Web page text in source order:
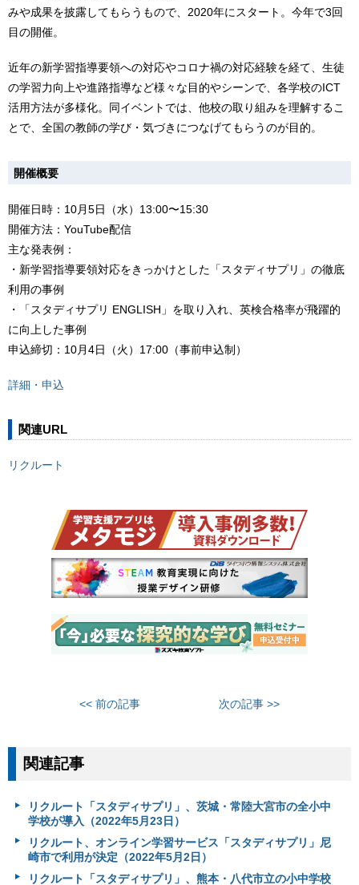
みや成果を披露してもらうもので、2020年にスタート。今年で3回
目の開催。
近年の新学習指導要領への対応やコロナ禍の対応経験を経て、生徒
の学習力向上や進路指導など様々な目的やシーンで、各学校のICT
活用方法が多様化。同イベントでは、他校の取り組みを理解するこ
とで、全国の教師の学び・気づきにつなげてもらうのが目的。
開催概要
開催日時：10月5日（水）13:00〜15:30
開催方法：YouTube配信
主な発表例：
・新学習指導要領対応をきっかけとした「スタディサプリ」の徹底
利用の事例
・「スタディサプリ ENGLISH」を取り入れ、英検合格率が飛躍的
に向上した事例
申込締切：10月4日（火）17:00（事前申込制）
詳細・申込
関連URL
リクルート
<< 前の記事 次の記事 >>
関連記事
リクルート「スタディサプリ」、茨城・常陸大宮市の全小中
学校が導入（2022年5月23日）
リクルート、オンライン学習サービス「スタディサプリ」尼
崎市で利用が決定（2022年5月2日）
リクルート「スタディサプリ」、熊本・八代市立の小中学校